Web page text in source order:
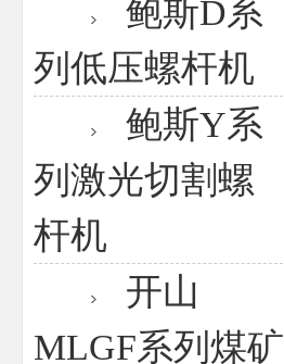
鲍斯D系
列低压螺杆机
鲍斯Y系
列激光切割螺
杆机
开山
MLGF系列煤矿